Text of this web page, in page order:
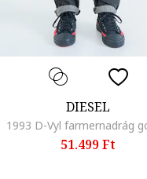
DIESEL
51.499 Ft